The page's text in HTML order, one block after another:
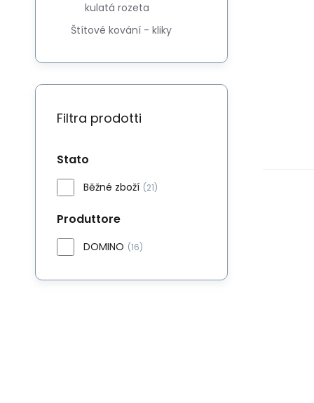
kulatá rozeta
Štítové kování - kliky
Filtra prodotti
Stato
Běžné zboží (21)
Produttore
DOMINO (16)